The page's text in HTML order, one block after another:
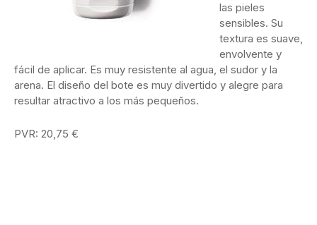
las pieles
sensibles. Su
textura es suave,
envolvente y
fácil de aplicar. Es muy resistente al agua, el sudor y la
arena. El diseño del bote es muy divertido y alegre para
resultar atractivo a los más pequeños.
PVR: 20,75 €